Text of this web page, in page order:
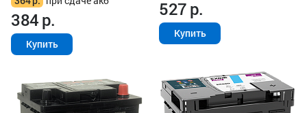
384р.
Купить
527р.
Купить